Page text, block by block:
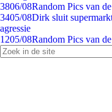
3806/08Random Pics van
3405/08Dirk sluit
agressie
1205/08Random Pics van